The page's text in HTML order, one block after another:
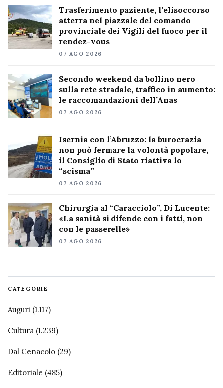
Trasferimento paziente, l’elisoccorso
atterra nel piazzale del comando
provinciale dei Vigili del fuoco per il
rendez-vous
07 AGO 2026
Secondo weekend da bollino nero
sulla rete stradale, traffico in aumento:
le raccomandazioni dell’Anas
07 AGO 2026
Isernia con l’Abruzzo: la burocrazia
non può fermare la volontà popolare,
il Consiglio di Stato riattiva lo
“scisma”
07 AGO 2026
Chirurgia al “Caracciolo”, Di Lucente:
«La sanità si difende con i fatti, non
con le passerelle»
07 AGO 2026
CATEGORIE
Auguri (1.117)
Cultura (1.239)
Dal Cenacolo (29)
Editoriale (485)